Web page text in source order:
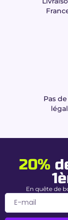
produit
Saveurs
Usage
conseillé
Pas
20%
En quête de